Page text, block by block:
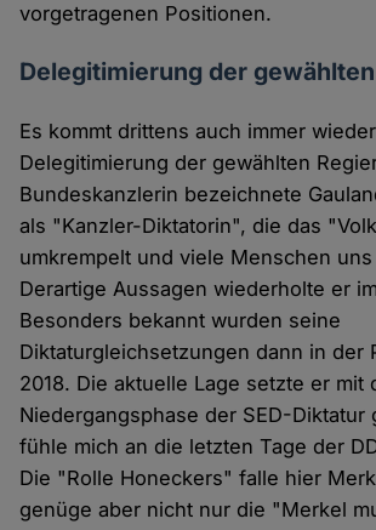
vorgetragenen Positionen.
Delegitimierung der
Es kommt drittens auch immer
Delegitimierung der gewählten
Bundeskanzlerin bezeichnete
als "Kanzler-Diktatorin", die das
umkrempelt und viele Menschen
Derartige Aussagen wiederholte er
Besonders bekannt wurden seine
Diktaturgleichsetzungen dann in der
2018. Die aktuelle Lage setzte er mit
Niedergangsphase der SED-Diktatur
fühle mich an die letzten Tage der
Die "Rolle Honeckers" falle hier
genüge aber nicht nur die "Merkel